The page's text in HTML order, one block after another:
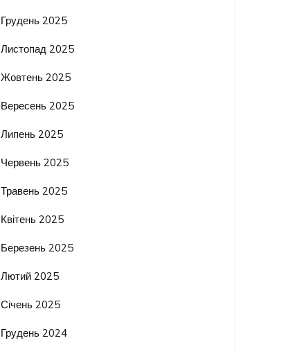
Грудень 2025
Листопад 2025
Жовтень 2025
Вересень 2025
Липень 2025
Червень 2025
Травень 2025
Квітень 2025
Березень 2025
Лютий 2025
Січень 2025
Грудень 2024